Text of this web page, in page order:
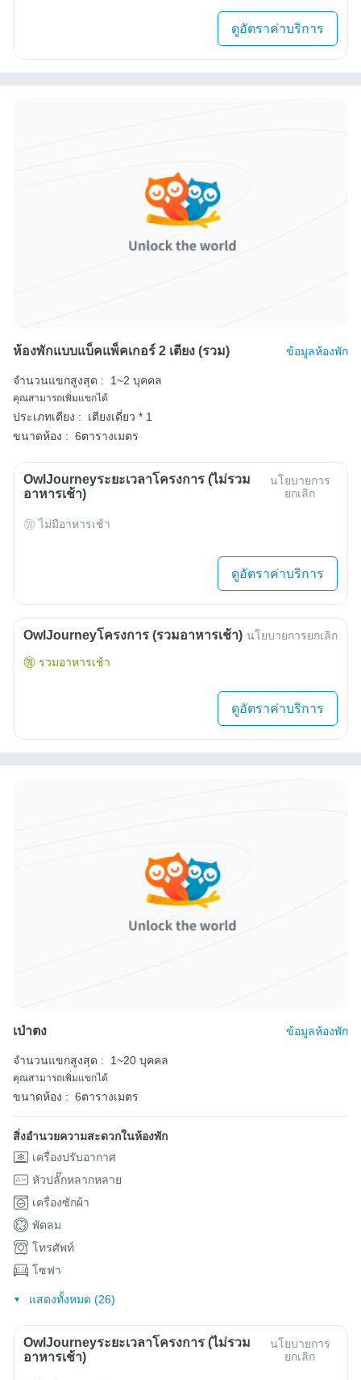
ดูอัตราค่าบริการ
ห้องพักแบบแบ็คแพ็คเกอร์ 2 เตียง (รวม) ข้อมูลห้องพัก
จำนวนแขกสูงสุด : 1~2 บุคคล
คุณสามารถเพิ่มแขกได้
ประเภทเตียง :
เตียงเดี่ยว * 1
ขนาดห้อง : 6ตารางเมตร
OwlJourneyระยะเวลาโครงการ (ไม่รวม
อาหารเช้า)
นโยบายการ
ยกเลิก
ไม่มีอาหารเช้า
ดูอัตราค่าบริการ
OwlJourneyโครงการ (รวมอาหารเช้า) นโยบายการยกเลิก
รวมอาหารเช้า
ดูอัตราค่าบริการ
เป่าตง ข้อมูลห้องพัก
จำนวนแขกสูงสุด : 1~20 บุคคล
คุณสามารถเพิ่มแขกได้
ขนาดห้อง : 6ตารางเมตร
สิ่งอำนวยความสะดวกในห้องพัก
เครื่องปรับอากาศ
หัวปลั๊กหลากหลาย
เครื่องซักผ้า
พัดลม
โทรศัพท์
โซฟา
แสดงทั้งหมด (26)
OwlJourneyระยะเวลาโครงการ (ไม่รวม
อาหารเช้า)
นโยบายการ
ยกเลิก